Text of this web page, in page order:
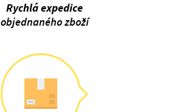
Rychlá expedice
objednaného zboží